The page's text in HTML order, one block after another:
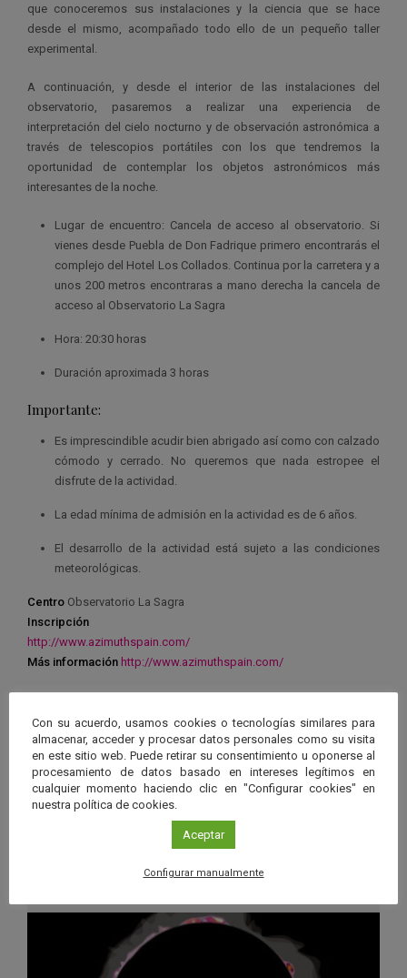
que conoceremos sus instalaciones y la ciencia que se hace
desde el mismo, acompañado todo ello de un pequeño taller
experimental.
A continuación, y desde el interior de las instalaciones del
observatorio, pasaremos a realizar una experiencia de
interpretación del cielo nocturno y de observación astronómica a
través de telescopios portátiles con los que tendremos la
oportunidad de contemplar los objetos astronómicos más
interesantes de la noche.
Lugar de encuentro: Cancela de acceso al observatorio. Si
vienes desde Puebla de Don Fadrique primero encontrarás el
complejo del Hotel Los Collados. Continua por la carretera y a
unos 200 metros encontraras a mano derecha la cancela de
acceso al Observatorio La Sagra
Hora: 20:30 horas
Duración aproximada 3 horas
Importante:
Es imprescindible acudir bien abrigado así como con calzado
cómodo y cerrado. No queremos que nada estropee el
disfrute de la actividad.
La edad mínima de admisión en la actividad es de 6 años.
El desarrollo de la actividad está sujeto a las condiciones
meteorológicas.
Centro Observatorio La Sagra
Inscripción
http://www.azimuthspain.com/
Más información http://www.azimuthspain.com/
Próximos eventos Ver más
26 JUN 2026 - 26 ENE 2028
Sevilla
Con su acuerdo, usamos cookies o tecnologías similares para
almacenar, acceder y procesar datos personales como su visita
en este sitio web. Puede retirar su consentimiento u oponerse al
procesamiento de datos basado en intereses legítimos en
cualquier momento haciendo clic en "Configurar cookies" en
nuestra política de cookies.
Aceptar
Configurar manualmente